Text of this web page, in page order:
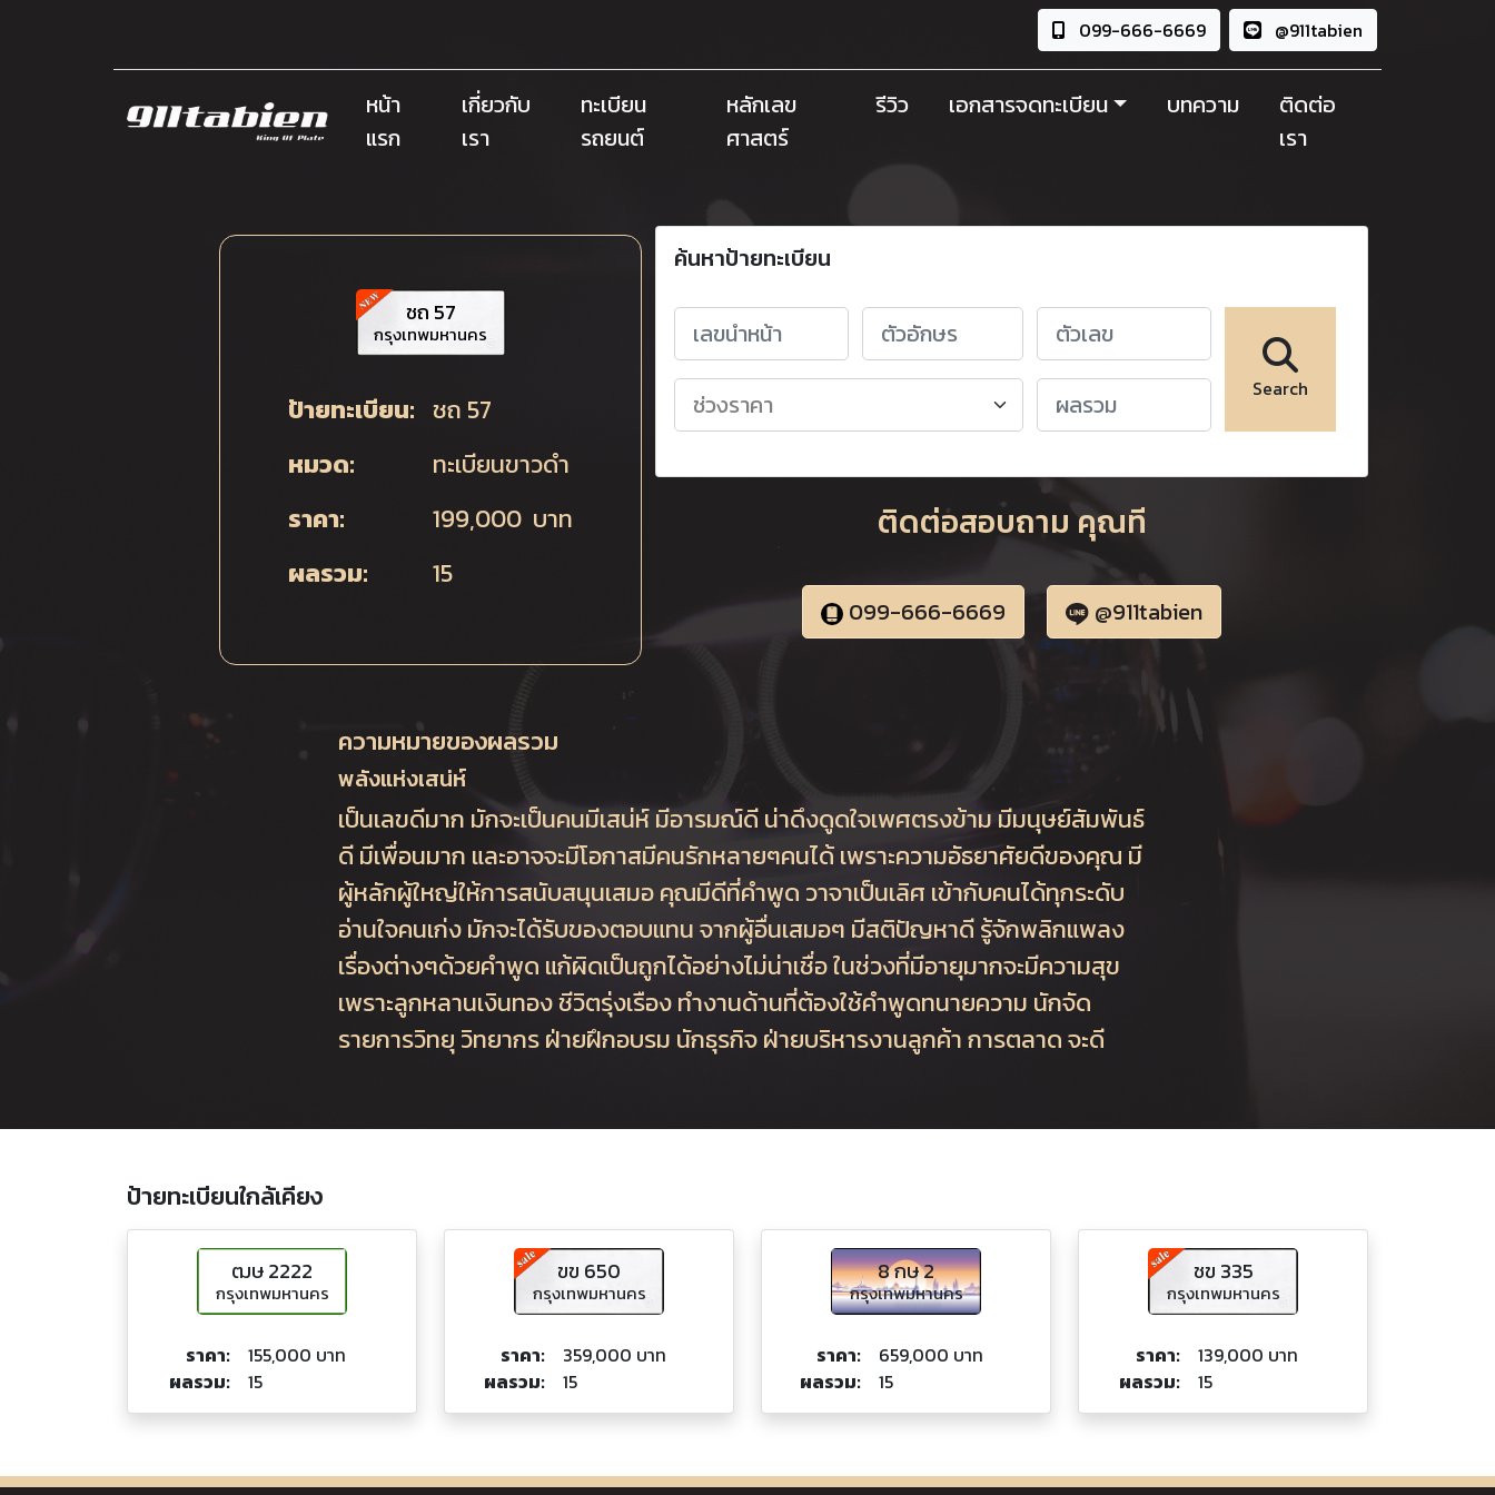
099-666-6669 @911tabien
หน้า
แรก
เกี่ยวกับ
เรา
ทะเบียน
รถยนต์
หลักเลข
ศาสตร์
รีวิว เอกสารจดทะเบียน บทความ
ติดต่อ
เรา
ชถ 57
กรุงเทพมหานคร
ป้ายทะเบียน: ชถ 57
หมวด:
ทะเบียนขาวดำ
ราคา:
199,000 บาท
ผลรวม:
15
ค้นหาป้ายทะเบียน
Search
ติดต่อสอบถาม คุณที
099-666-6669 @911tabien
ความหมายของผลรวม
พลังแห่งเสน่ห์
เป็นเลขดีมาก มักจะเป็นคนมีเสน่ห์ มีอารมณ์ดี น่าดึงดูดใจเพศตรงข้าม มีมนุษย์สัมพันธ์
ดี มีเพื่อนมาก และอาจจะมีโอกาสมีคนรักหลายๆคนได้ เพราะความอัธยาศัยดีของคุณ มี
ผู้หลักผู้ใหญ่ให้การสนับสนุนเสมอ คุณมีดีที่คำพูด วาจาเป็นเลิศ เข้ากับคนได้ทุกระดับ
อ่านใจคนเก่ง มักจะได้รับของตอบแทน จากผู้อื่นเสมอๆ มีสติปัญหาดี รู้จักพลิกแพลง
เรื่องต่างๆด้วยคำพูด แก้ผิดเป็นถูกได้อย่างไม่น่าเชื่อ ในช่วงที่มีอายุมากจะมีความสุข
เพราะลูกหลานเงินทอง ชีวิตรุ่งเรือง ทำงานด้านที่ต้องใช้คำพูดทนายความ นักจัด
รายการวิทยุ วิทยากร ฝ่ายฝึกอบรม นักธุรกิจ ฝ่ายบริหารงานลูกค้า การตลาด จะดี
ป้ายทะเบียนใกล้เคียง
ฒษ 2222
กรุงเทพมหานคร
ราคา:
155,000 บาท
ผลรวม:
15
ขข 650
กรุงเทพมหานคร
ราคา:
359,000 บาท
ผลรวม:
15
8 กษ 2
กรุงเทพมหานคร
ราคา:
659,000 บาท
ผลรวม:
15
ชข 335
กรุงเทพมหานคร
ราคา:
139,000 บาท
ผลรวม:
15